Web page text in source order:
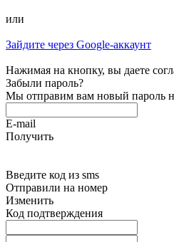
или
Зайдите через Google-аккаунт
Нажимая на кнопку, вы даете
Забыли пароль?
Мы отправим вам новый пароль
E-mail
Получить
Введите код из sms
Отправили на номер
Изменить
Код подтверждения